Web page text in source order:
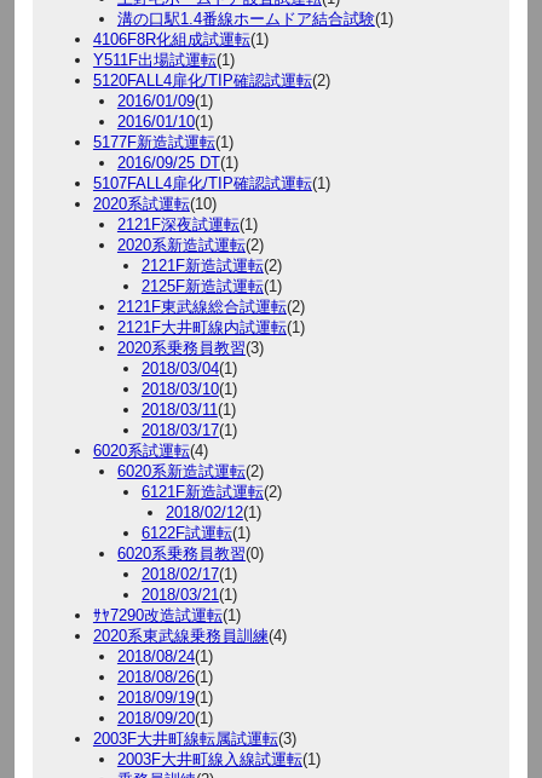
溝の口駅1.4番線ホームドア結合試験(1)
4106F8R化組成試運転(1)
Y511F出場試運転(1)
5120FALL4扉化/TIP確認試運転(2)
2016/01/09(1)
2016/01/10(1)
5177F新造試運転(1)
2016/09/25 DT(1)
5107FALL4扉化/TIP確認試運転(1)
2020系試運転(10)
2121F深夜試運転(1)
2020系新造試運転(2)
2121F新造試運転(2)
2125F新造試運転(1)
2121F東武線総合試運転(2)
2121F大井町線内試運転(1)
2020系乗務員教習(3)
2018/03/04(1)
2018/03/10(1)
2018/03/11(1)
2018/03/17(1)
6020系試運転(4)
6020系新造試運転(2)
6121F新造試運転(2)
2018/02/12(1)
6122F試運転(1)
6020系乗務員教習(0)
2018/02/17(1)
2018/03/21(1)
ｻﾔ7290改造試運転(1)
2020系東武線乗務員訓練(4)
2018/08/24(1)
2018/08/26(1)
2018/09/19(1)
2018/09/20(1)
2003F大井町線転属試運転(3)
2003F大井町線入線試運転(1)